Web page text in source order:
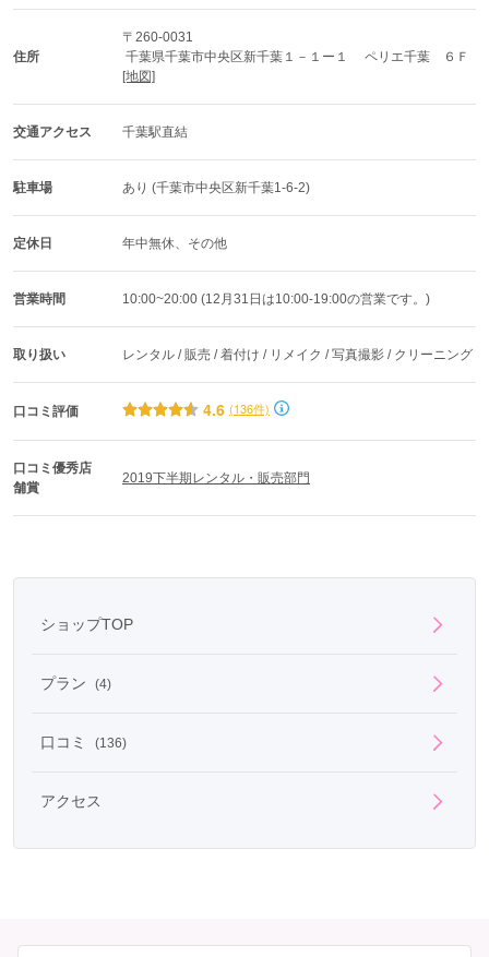
住所
〒260-0031
[地図]
交通アクセス 千葉駅直結
駐車場 あり (千葉市中央区新千葉1-6-2)
定休日 年中無休、その他
営業時間 10:00~20:00 (12月31日は10:00-19:00の営業です。)
取り扱い レンタル / 販売 / 着付け / リメイク / 写真撮影 / クリーニング
口コミ評価 4.6 (136件)
口コミ優秀店
舗賞
2019下半期レンタル・販売部門
ショップTOP
プラン (4)
口コミ (136)
アクセス